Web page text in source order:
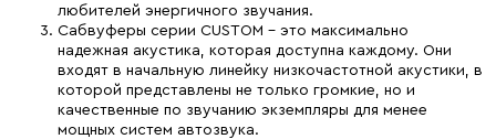
любителей энергичного звучания.
Сабвуферы серии CUSTOM – это максимально
надежная акустика, которая доступна каждому. Они
входят в начальную линейку низкочастотной акустики, в
которой представлены не только громкие, но и
качественные по звучанию экземпляры для менее
мощных систем автозвука.